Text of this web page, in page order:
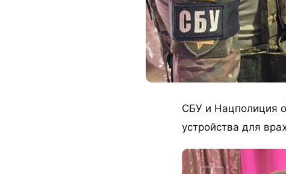
СБУ и Нацполиция
устройства для